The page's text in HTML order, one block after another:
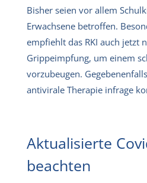
Bisher seien vor allem
Erwachsene betroffen.
empfiehlt das RKI auch jetzt
Grippeimpfung, um einem
vorzubeugen.
antivirale Therapie infrage
Aktualisierte
beachten